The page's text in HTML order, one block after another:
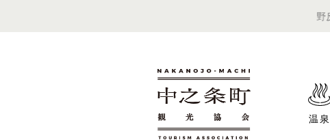
野反湖では様
温泉